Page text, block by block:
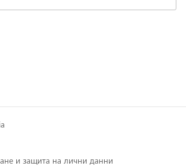
и защита на лични данни